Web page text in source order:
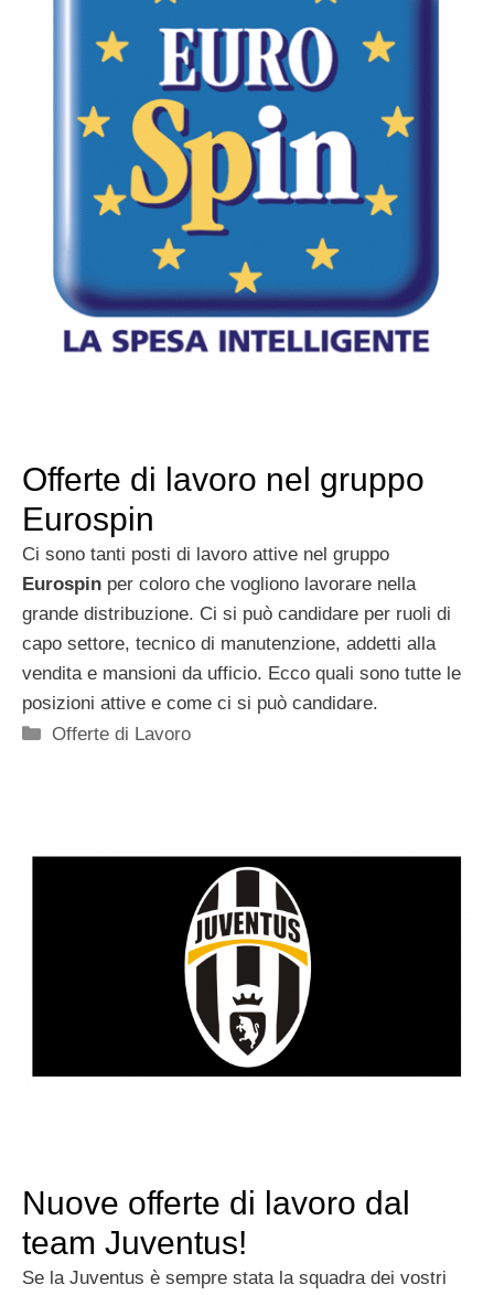
Offerte di lavoro nel gruppo
Eurospin
Ci sono tanti posti di lavoro attive nel gruppo
Eurospin per coloro che vogliono lavorare nella
grande distribuzione. Ci si può candidare per ruoli di
capo settore, tecnico di manutenzione, addetti alla
vendita e mansioni da ufficio. Ecco quali sono tutte le
posizioni attive e come ci si può candidare.
Categorie
Offerte di Lavoro
Nuove offerte di lavoro dal
team Juventus!
Se la Juventus è sempre stata la squadra dei vostri